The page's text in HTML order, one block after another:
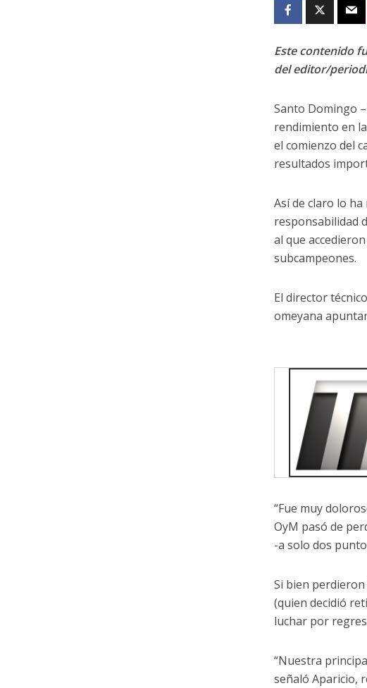
Este contenido
del editor/
Santo Domingo
rendimiento en
el comienzo del
resultados
Así de claro lo
responsabilidad
al que
subcampeones.
El director
omeyana
“Fue muy
OyM pasó de
-a solo dos
Si bien perdieron
(quien decidió
luchar por
“Nuestra
señaló Aparicio,